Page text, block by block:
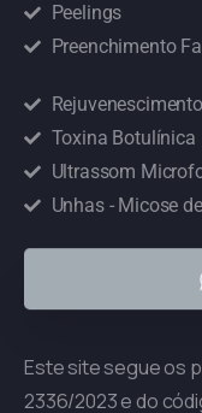
Peelings
Preenchimento
Toxina Botulínica
Ultrassom
Unhas - Micose
Este site segue os
2336/2023 e do